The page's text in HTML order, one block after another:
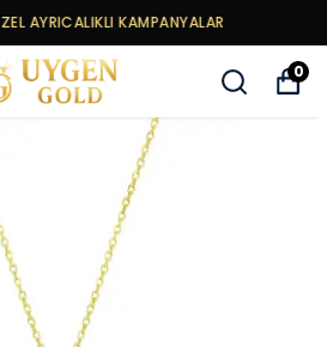
AYRICALIKLI KAMPANYALAR
0